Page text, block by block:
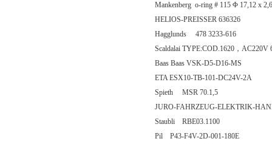
Mankenberg o-ring # 115 Φ 17,12 x
HELIOS-PREISSER 636326
Hagglunds 478 3233-616
Scaldalai TYPE:COD.1620，
Baas Baas VSK-D5-D16-MS
ETA ESX10-TB-101-DC24V-2A
Spieth MSR 70.1,5
JURO-FAHRZEUG-ELEKTRIK-
Staubli RBE03.1100
Pil P43-F4V-2D-001-180E